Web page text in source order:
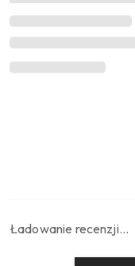
Ładowanie recenzji…